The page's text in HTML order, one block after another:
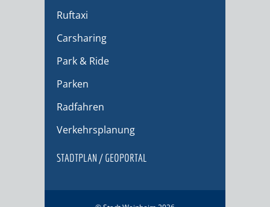
Ruftaxi
Carsharing
Park & Ride
Parken
Radfahren
Verkehrsplanung
STADTPLAN / GEOPORTAL